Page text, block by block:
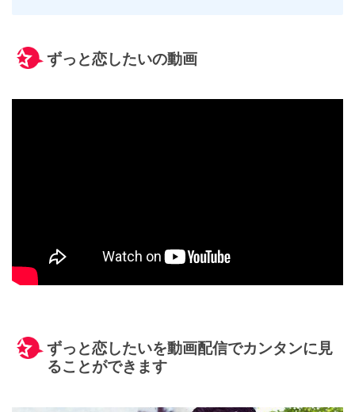
ずっと恋したいの動画
ずっと恋したいを動画配信でカンタンに見
ることができます